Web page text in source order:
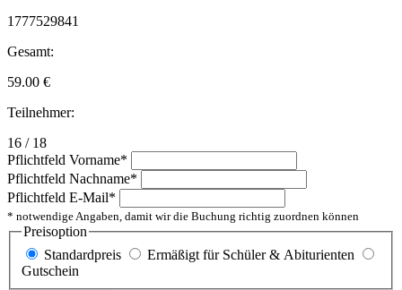
1777529841
Gesamt:
59.00 €
Teilnehmer:
16 / 18
Pflichtfeld Vorname*
Pflichtfeld Nachname*
Pflichtfeld E-Mail*
* notwendige Angaben, damit wir die Buchung richtig zuordnen können
Preisoption
Standardpreis
Ermäßigt für Schüler & Abiturienten
Gutschein